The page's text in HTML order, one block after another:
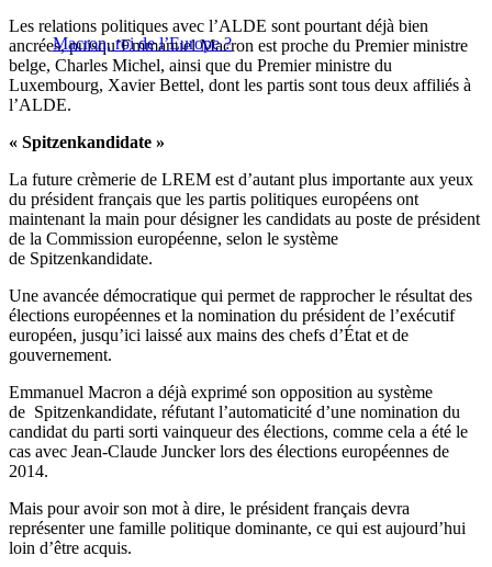
Macron, roi de l’Europe ?
Les relations politiques avec l’ALDE sont pourtant déjà bien
ancrées, puisqu’Emmanuel Macron est proche du Premier ministre
belge, Charles Michel, ainsi que du Premier ministre du
Luxembourg, Xavier Bettel, dont les partis sont tous deux affiliés à
l’ALDE.
« Spitzenkandidate »
La future crèmerie de LREM est d’autant plus importante aux yeux
du président français que les partis politiques européens ont
maintenant la main pour désigner les candidats au poste de président
de la Commission européenne, selon le système
de Spitzenkandidate.
Une avancée démocratique qui permet de rapprocher le résultat des
élections européennes et la nomination du président de l’exécutif
européen, jusqu’ici laissé aux mains des chefs d’État et de
gouvernement.
Emmanuel Macron a déjà exprimé son opposition au système
de Spitzenkandidate, réfutant l’automaticité d’une nomination du
candidat du parti sorti vainqueur des élections, comme cela a été le
cas avec Jean-Claude Juncker lors des élections européennes de
2014.
Mais pour avoir son mot à dire, le président français devra
représenter une famille politique dominante, ce qui est aujourd’hui
loin d’être acquis.